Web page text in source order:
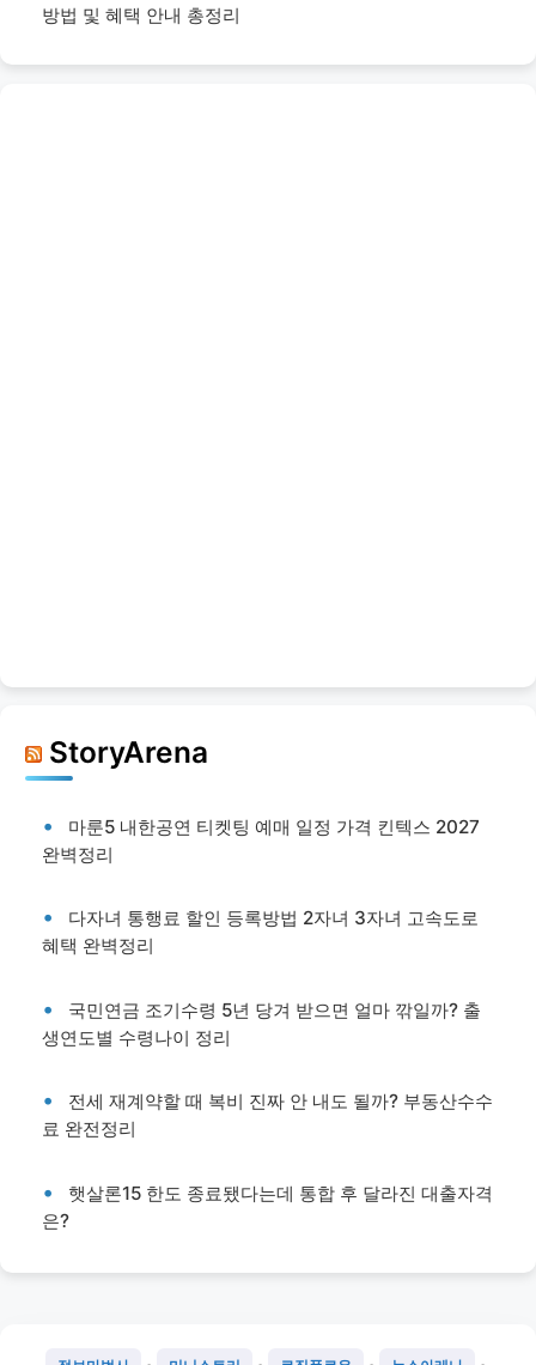
방법 및 혜택 안내 총정리
StoryArena
마룬5 내한공연 티켓팅 예매 일정 가격 킨텍스 2027
완벽정리
다자녀 통행료 할인 등록방법 2자녀 3자녀 고속도로
혜택 완벽정리
국민연금 조기수령 5년 당겨 받으면 얼마 깎일까? 출
생연도별 수령나이 정리
전세 재계약할 때 복비 진짜 안 내도 될까? 부동산수수
료 완전정리
햇살론15 한도 종료됐다는데 통합 후 달라진 대출자격
은?